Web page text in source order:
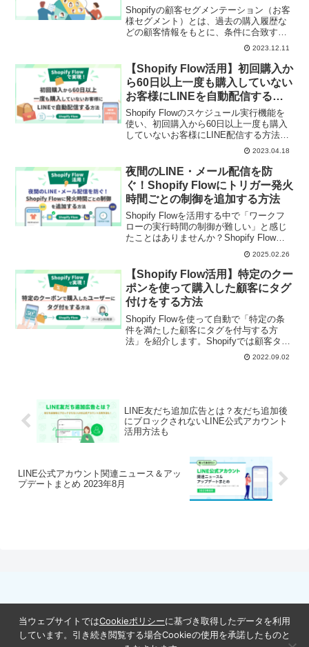
理解しよう
Shopifyの顧客セグメンテーション（お客
様セグメント）とは、過去の購入履歴な
どの顧客情報をもとに、条件に合致する
顧客の群を動的に作成できる機能です。
本記事では、具体的なセグメント条件の
作り方からよく使うセグメント例のほ
か、作成したセグメントをメルマガや
LINE配信の宛先として指定する方法もご
紹介します！
2023.12.11
【Shopify Flow活用】初回購入か
ら60日以上一度も購入していない
お客様にLINEを自動配信する方
法
Shopify Flowのスケジュール実行機能を
使い、初回購入から60日以上一度も購入
していないお客様にLINE配信する方法を
解説します。2回目以降の購入促進や休眠
顧客へのアプローチ施策としてご活用く
ださい！Shopify Flowの「Wait」では1つ
のワークフローにつき最大30日間しか待
機できませんでしたが、スケジュール実
行機能をうまく使えば、30日以上待機し
てのワークフロー実行も可能です。
2023.04.18
夜間のLINE・メール配信を防
ぐ！Shopify Flowにトリガー発火
時間ごとの制御を追加する方法
Shopify Flowを活用する中で「ワークフ
ローの実行時間の制御が難しい」と感じ
たことはありませんか？Shopify Flowで
構築したワークフローに「トリガーの発
火時間ごとの制御」を追加する方法を紹
介します。「Flowを使って自動化してい
るLINE・メール配信の夜間配信を避ける
（除外する）」「夜間に発送処理された
注文のLINE・メール通知を、日中に配信
するよう制御する」などの活用例も解
説。
2025.02.26
【Shopify Flow活用】特定のクー
ポンを使って購入した顧客にタグ
付けをする方法
Shopify Flowを使って自動で「特定の条
件を満たした顧客にタグを付与する方
法」を紹介します。Shopifyでは顧客タグ
で顧客データに追加情報を付与できま
す。付与したタグでユーザーを絞り込ん
2022.09.02
LINE友だち追加広告とは？友だち追加後
にブロックされないLINE公式アカウント
活用方法も
LINE公式アカウント関連ニュース＆アッ
プデートまとめ 2023年8月
Cookieポリシー
オンラインプライバシー通知
当ウェブサイトではCookieポリシーに基づき取得したデータを利用
しています。引き続き閲覧する場合Cookieの使用を承諾したものと